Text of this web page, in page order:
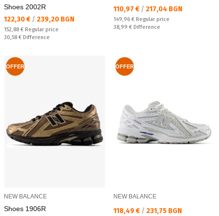
Shoes 2002R
Текуща цена:
122,30 € / 239,20 BGN
Regular price:
152,88 € Regular price
Спестявате:
30,58 € Difference
Текуща цена:
110,97 € / 217,04 BGN
Regular price:
149,96 € Regular price
Спестявате:
38,99 € Difference
OFFER
NEW BALANCE
Shoes 1906R
OFFER
NEW BALANCE
Текуща цена:
118,49 € / 231,75 BGN